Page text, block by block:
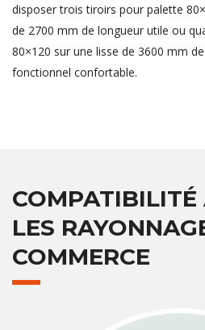
disposer trois tiroirs pour palette
de 2700 mm de longueur utile ou
80×120 sur une lisse de 3600 mm
fonctionnel confortable.
COMPATIBILITÉ
LES
COMMERCE